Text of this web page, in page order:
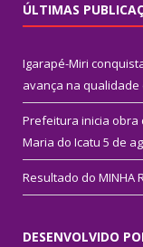
ÚLTIMAS
Igarapé-Miri
avança na
Prefeitura inicia obra
Maria do Icatu 5 de
Resultado do MINHA
DESENVOLVIDO